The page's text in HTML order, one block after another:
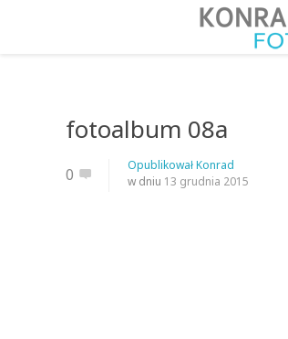
fotoalbum 08a
0 OpublikowałKonrad
w dniu 13 grudnia 2015